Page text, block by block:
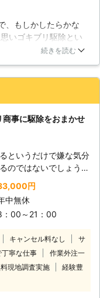
てまいります。技術力
ころが私たちの自慢と
安心してご依頼いただ
さい。 【色んな
いま
工事や柱の交換など
術者も働いておりま
、もしかしたらかな
いゴキブリ駆除とい
されたこちらの会社
てくれてから現在に
ために薬剤を使用
続きを読む
商事に駆除をおまかせ
というだけで嫌な気分
のではないでしょう
害虫の中でも、精神的
、健康的にも悪く、ま
い害虫として社会から
す。精神的には見た目
おり、健康的には汚い
ために悪いです。経済
リがいるというお店に
円
中無休
：00～21：00
キャンセル料なし
サ
寧な仕事
作業外注一
現地調査実施
経験豊